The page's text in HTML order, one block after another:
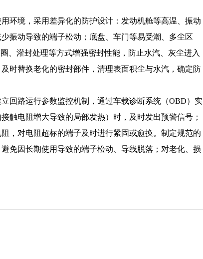
环境，采用差异化的防护设计：发动机舱等高温、振动
振动导致的端子松动；底盘、车门等易受潮、多尘区
、灌封处理等方式增强密封性能，防止水汽、灰尘进入
时替换老化的密封部件，清理表面积尘与水汽，确定防
回路运行参数监控机制，通过车载诊断系统（OBD）实
触电阻增大导致的局部发热）时，及时发出预警信号；
，对电阻超标的端子及时进行紧固或愈换。制定规范的
免因长期使用导致的端子松动、导线脱落；对老化、损